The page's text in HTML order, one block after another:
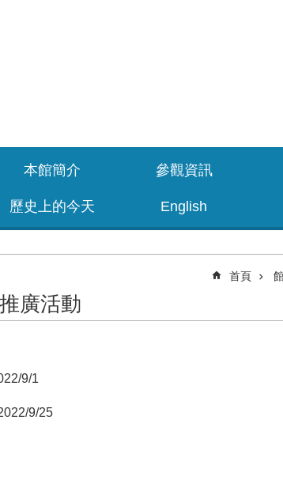
本館簡介 參觀資訊
歷史上的今天 English
首頁
廣活動
9/1
9/25